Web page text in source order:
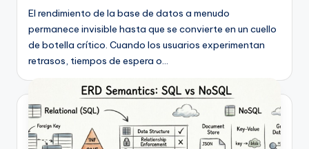
El rendimiento de la base de datos a menudo
permanece invisible hasta que se convierte en un cuello
de botella crítico. Cuando los usuarios experimentan
retrasos, tiempos de espera o…